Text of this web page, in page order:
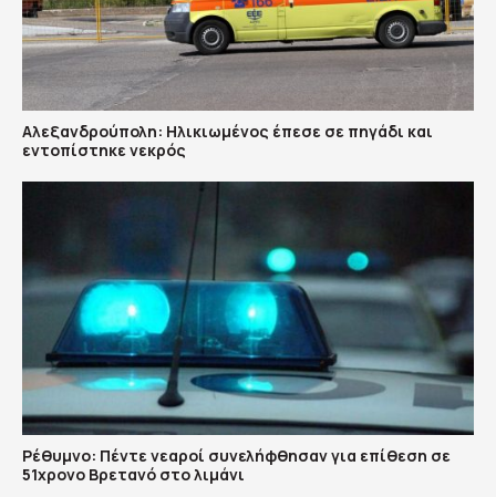
Αλεξανδρούπολη: Ηλικιωμένος έπεσε σε πηγάδι και
εντοπίστηκε νεκρός
Ρέθυμνο: Πέντε νεαροί συνελήφθησαν για επίθεση σε
51χρονο Βρετανό στο λιμάνι